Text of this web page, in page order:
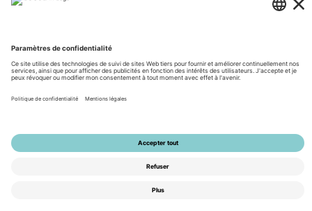
© 2026 by IBC SOLAR AG
Mentions légales